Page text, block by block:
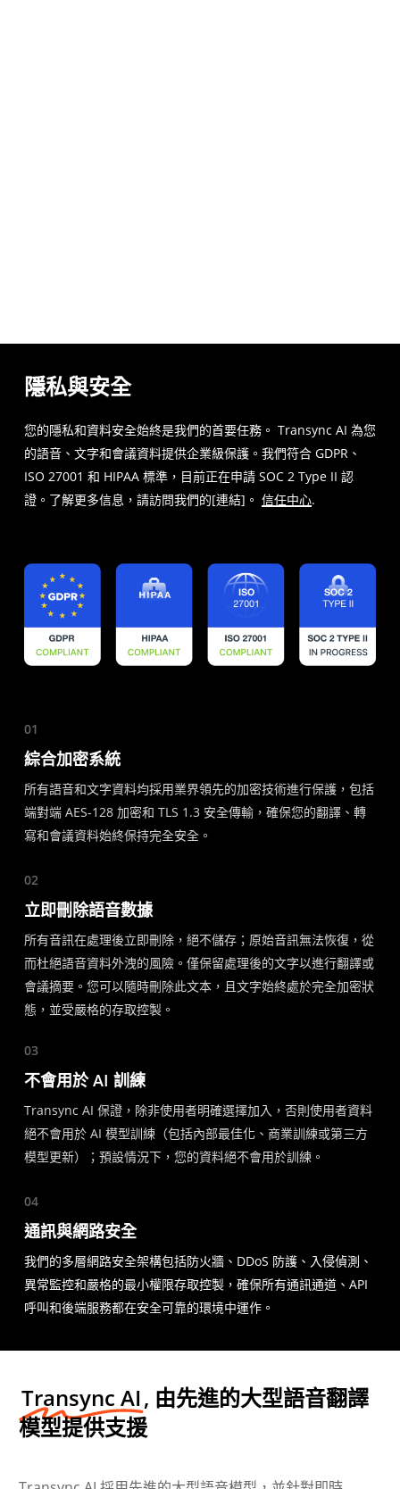
隱私與安全
您的隱私和資料安全始終是我們的首要任務。 Transync AI 為您
的語音、文字和會議資料提供企業級保護。我們符合 GDPR、
ISO 27001 和 HIPAA 標準，目前正在申請 SOC 2 Type II 認
證。了解更多信息，請訪問我們的[連結]。 信任中心.
01
綜合加密系統
所有語音和文字資料均採用業界領先的加密技術進行保護，包括
端對端 AES-128 加密和 TLS 1.3 安全傳輸，確保您的翻譯、轉
寫和會議資料始終保持完全安全。
02
立即刪除語音數據
所有音訊在處理後立即刪除，絕不儲存；原始音訊無法恢復，從
而杜絕語音資料外洩的風險。僅保留處理後的文字以進行翻譯或
會議摘要。您可以隨時刪除此文本，且文字始終處於完全加密狀
態，並受嚴格的存取控製。
03
不會用於 AI 訓練
Transync AI 保證，除非使用者明確選擇加入，否則使用者資料
絕不會用於 AI 模型訓練（包括內部最佳化、商業訓練或第三方
模型更新）；預設情況下，您的資料絕不會用於訓練。
04
通訊與網路安全
我們的多層網路安全架構包括防火牆、DDoS 防護、入侵偵測、
異常監控和嚴格的最小權限存取控製，確保所有通訊通道、API
呼叫和後端服務都在安全可靠的環境中運作。
Transync AI, 由先進的大型語音翻譯
模型提供支援